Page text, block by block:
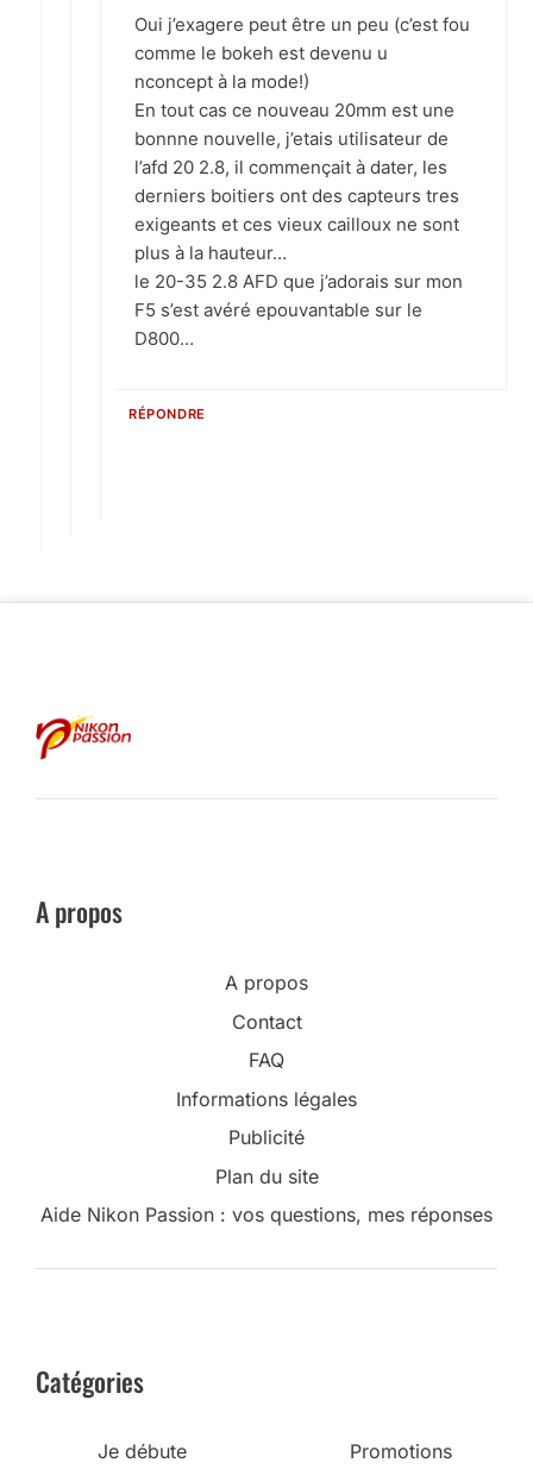
Oui j’exagere peut être un peu (c’est fou
comme le bokeh est devenu u
nconcept à la mode!)
En tout cas ce nouveau 20mm est une
bonnne nouvelle, j’etais utilisateur de
l’afd 20 2.8, il commençait à dater, les
derniers boitiers ont des capteurs tres
exigeants et ces vieux cailloux ne sont
plus à la hauteur…
le 20-35 2.8 AFD que j’adorais sur mon
F5 s’est avéré epouvantable sur le
D800…
RÉPONDRE
A propos
A propos
Contact
FAQ
Informations légales
Publicité
Plan du site
Aide Nikon Passion : vos questions, mes réponses
Catégories
Je débute
Promotions